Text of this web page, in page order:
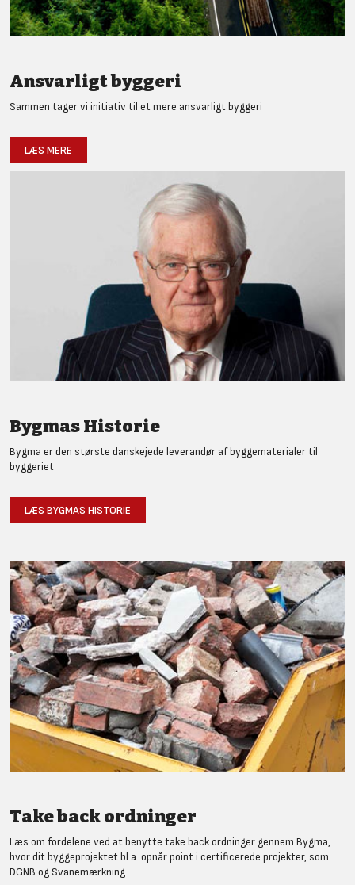
Ansvarligt byggeri
Sammen tager vi initiativ til et mere ansvarligt byggeri
LÆS MERE
Bygmas Historie
Bygma er den største danskejede leverandør af byggematerialer til
byggeriet
LÆS BYGMAS HISTORIE
Take back ordninger
Læs om fordelene ved at benytte take back ordninger gennem Bygma,
hvor dit byggeprojektet bl.a. opnår point i certificerede projekter, som
DGNB og Svanemærkning.